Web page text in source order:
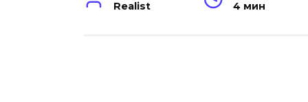
Realist 4 мин